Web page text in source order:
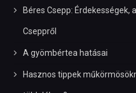
Béres Csepp:
Cseppről
A gyömbértea hatásai
Hasznos tippek